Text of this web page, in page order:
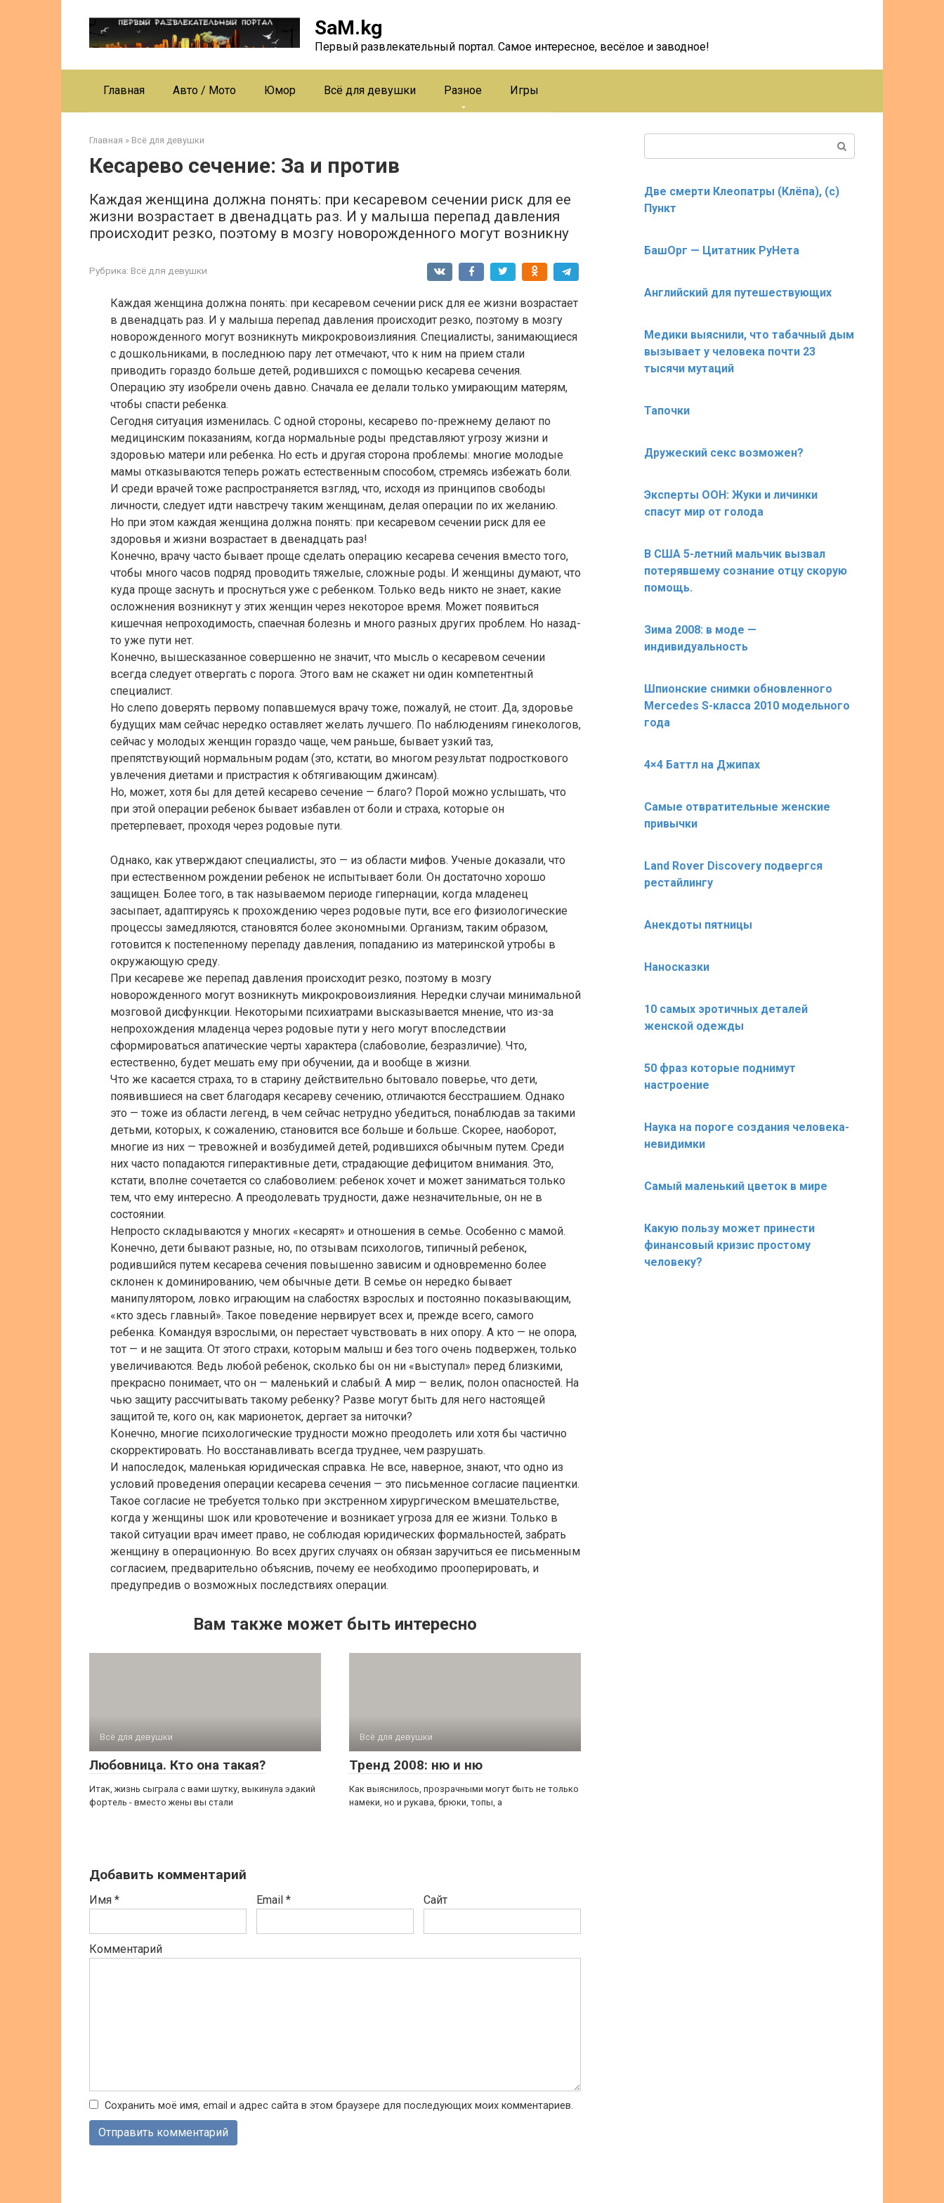
SaM.kg
Первый развлекательный портал. Самое интересное, весёлое и заводное!
Главная Авто / Мото Юмор Всё для девушки Разное Игры
Главная » Всё для девушки
Кесарево сечение: За и против
Каждая женщина должна понять: при кесаревом сечении риск для ее
жизни возрастает в двенадцать раз. И у малыша перепад давления
происходит резко, поэтому в мозгу новорожденного могут возникну
Рубрика: Всё для девушки
Каждая женщина должна понять: при кесаревом сечении риск для ее жизни возрастает
в двенадцать раз. И у малыша перепад давления происходит резко, поэтому в мозгу
новорожденного могут возникнуть микрокровоизлияния. Специалисты, занимающиеся
с дошкольниками, в последнюю пару лет отмечают, что к ним на прием стали
приводить гораздо больше детей, родившихся с помощью кесарева сечения.
Операцию эту изобрели очень давно. Сначала ее делали только умирающим матерям,
чтобы спасти ребенка.
Сегодня ситуация изменилась. С одной стороны, кесарево по-прежнему делают по
медицинским показаниям, когда нормальные роды представляют угрозу жизни и
здоровью матери или ребенка. Но есть и другая сторона проблемы: многие молодые
мамы отказываются теперь рожать естественным способом, стремясь избежать боли.
И среди врачей тоже распространяется взгляд, что, исходя из принципов свободы
личности, следует идти навстречу таким женщинам, делая операции по их желанию.
Но при этом каждая женщина должна понять: при кесаревом сечении риск для ее
здоровья и жизни возрастает в двенадцать раз!
Конечно, врачу часто бывает проще сделать операцию кесарева сечения вместо того,
чтобы много часов подряд проводить тяжелые, сложные роды. И женщины думают, что
куда проще заснуть и проснуться уже с ребенком. Только ведь никто не знает, какие
осложнения возникнут у этих женщин через некоторое время. Может появиться
кишечная непроходимость, спаечная болезнь и много разных других проблем. Но назад-
то уже пути нет.
Конечно, вышесказанное совершенно не значит, что мысль о кесаревом сечении
всегда следует отвергать с порога. Этого вам не скажет ни один компетентный
специалист.
Но слепо доверять первому попавшемуся врачу тоже, пожалуй, не стоит. Да, здоровье
будущих мам сейчас нередко оставляет желать лучшего. По наблюдениям гинекологов,
сейчас у молодых женщин гораздо чаще, чем раньше, бывает узкий таз,
препятствующий нормальным родам (это, кстати, во многом результат подросткового
увлечения диетами и пристрастия к обтягивающим джинсам).
Но, может, хотя бы для детей кесарево сечение — благо? Порой можно услышать, что
при этой операции ребенок бывает избавлен от боли и страха, которые он
претерпевает, проходя через родовые пути.
Однако, как утверждают специалисты, это — из области мифов. Ученые доказали, что
при естественном рождении ребенок не испытывает боли. Он достаточно хорошо
защищен. Более того, в так называемом периоде гипернации, когда младенец
засыпает, адаптируясь к прохождению через родовые пути, все его физиологические
процессы замедляются, становятся более экономными. Организм, таким образом,
готовится к постепенному перепаду давления, попаданию из материнской утробы в
окружающую среду.
При кесареве же перепад давления происходит резко, поэтому в мозгу
новорожденного могут возникнуть микрокровоизлияния. Нередки случаи минимальной
мозговой дисфункции. Некоторыми психиатрами высказывается мнение, что из-за
непрохождения младенца через родовые пути у него могут впоследствии
сформироваться апатические черты характера (слабоволие, безразличие). Что,
естественно, будет мешать ему при обучении, да и вообще в жизни.
Что же касается страха, то в старину действительно бытовало поверье, что дети,
появившиеся на свет благодаря кесареву сечению, отличаются бесстрашием. Однако
это — тоже из области легенд, в чем сейчас нетрудно убедиться, понаблюдав за такими
детьми, которых, к сожалению, становится все больше и больше. Скорее, наоборот,
многие из них — тревожней и возбудимей детей, родившихся обычным путем. Среди
них часто попадаются гиперактивные дети, страдающие дефицитом внимания. Это,
кстати, вполне сочетается со слабоволием: ребенок хочет и может заниматься только
тем, что ему интересно. А преодолевать трудности, даже незначительные, он не в
состоянии.
Непросто складываются у многих «кесарят» и отношения в семье. Особенно с мамой.
Конечно, дети бывают разные, но, по отзывам психологов, типичный ребенок,
родившийся путем кесарева сечения повышенно зависим и одновременно более
склонен к доминированию, чем обычные дети. В семье он нередко бывает
манипулятором, ловко играющим на слабостях взрослых и постоянно показывающим,
«кто здесь главный». Такое поведение нервирует всех и, прежде всего, самого
ребенка. Командуя взрослыми, он перестает чувствовать в них опору. А кто — не опора,
тот — и не защита. От этого страхи, которым малыш и без того очень подвержен, только
увеличиваются. Ведь любой ребенок, сколько бы он ни «выступал» перед близкими,
прекрасно понимает, что он — маленький и слабый. А мир — велик, полон опасностей. На
чью защиту рассчитывать такому ребенку? Разве могут быть для него настоящей
защитой те, кого он, как марионеток, дергает за ниточки?
Конечно, многие психологические трудности можно преодолеть или хотя бы частично
скорректировать. Но восстанавливать всегда труднее, чем разрушать.
И напоследок, маленькая юридическая справка. Не все, наверное, знают, что одно из
условий проведения операции кесарева сечения — это письменное согласие пациентки.
Такое согласие не требуется только при экстренном хирургическом вмешательстве,
когда у женщины шок или кровотечение и возникает угроза для ее жизни. Только в
такой ситуации врач имеет право, не соблюдая юридических формальностей, забрать
женщину в операционную. Во всех других случаях он обязан заручиться ее письменным
согласием, предварительно объяснив, почему ее необходимо прооперировать, и
предупредив о возможных последствиях операции.
Вам также может быть интересно
Всё для девушки
Любовница. Кто она такая?
Итак, жизнь сыграла с вами шутку, выкинула эдакий
фортель - вместо жены вы стали
Всё для девушки
Тренд 2008: ню и ню
Как выяснилось, прозрачными могут быть не только
намеки, но и рукава, брюки, топы, а
Добавить комментарий
Имя * Email * Сайт
Комментарий
Сохранить моё имя, email и адрес сайта в этом браузере для последующих моих комментариев.
Две смерти Клеопатры (Клёпа), (с)
Пункт
БашОрг — Цитатник РуНета
Английский для путешествующих
Медики выяснили, что табачный дым
вызывает у человека почти 23
тысячи мутаций
Тапочки
Дружеский секс возможен?
Эксперты ООН: Жуки и личинки
спасут мир от голода
В США 5-летний мальчик вызвал
потерявшему сознание отцу скорую
помощь.
Зима 2008: в моде —
индивидуальность
Шпионские снимки обновленного
Mercedes S-класса 2010 модельного
года
4×4 Баттл на Джипах
Самые отвратительные женские
привычки
Land Rover Discovery подвергся
рестайлингу
Анекдоты пятницы
Наносказки
10 самых эротичных деталей
женской одежды
50 фраз которые поднимут
настроение
Наука на пороге создания человека-
невидимки
Cамый маленький цветок в мире
Какую пользу может принести
финансовый кризис простому
человеку?